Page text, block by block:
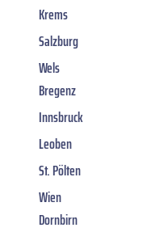
Krems
Salzburg
Wels
Bregenz
Innsbruck
Leoben
St. Pölten
Wien
Dornbirn